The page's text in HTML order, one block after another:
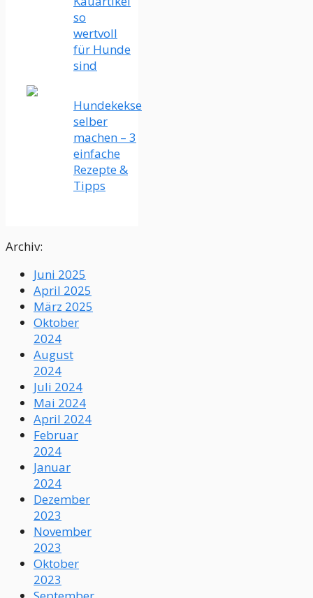
so
wertvoll
für Hunde
sind
Hundekekse
selber
machen – 3
einfache
Rezepte &
Tipps
Archiv:
Juni 2025
April 2025
März 2025
Oktober
2024
August
2024
Juli 2024
Mai 2024
April 2024
Februar
2024
Januar
2024
Dezember
2023
November
2023
Oktober
2023